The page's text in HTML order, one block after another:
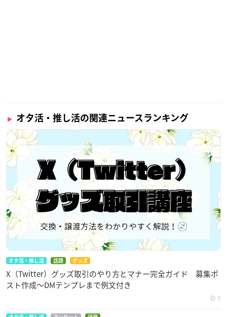
オタ活・推し活の関連ニュースランキング
オタ活・推し活 話題 グッズ
X（Twitter）グッズ取引のやり方とマナー完全ガイド 募集ポ
スト作成〜DMテンプレまで例文付き
5